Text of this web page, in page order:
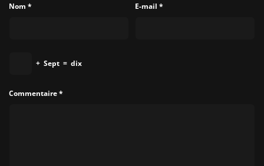
Nom * E-mail *
+ Sept = dix
Commentaire*